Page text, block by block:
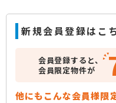
新規会員登録はこ
会員登録すると、
会員限定物件が
他にもこんな会員様限